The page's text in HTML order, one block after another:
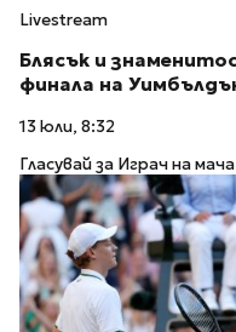
Livestream
Блясък и
финала на
13 юли, 8:32
Гласувай за Играч на